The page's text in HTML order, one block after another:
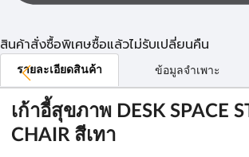
สินค้าสั่งซื้อพิเศษซื้อแล้วไม่รับเปลี่ยนคืน
รายละเอียดสินค้า ข้อมูลจำเพาะ
เก้าอี้สุขภาพ DESK SPACE
CHAIR สีเทา